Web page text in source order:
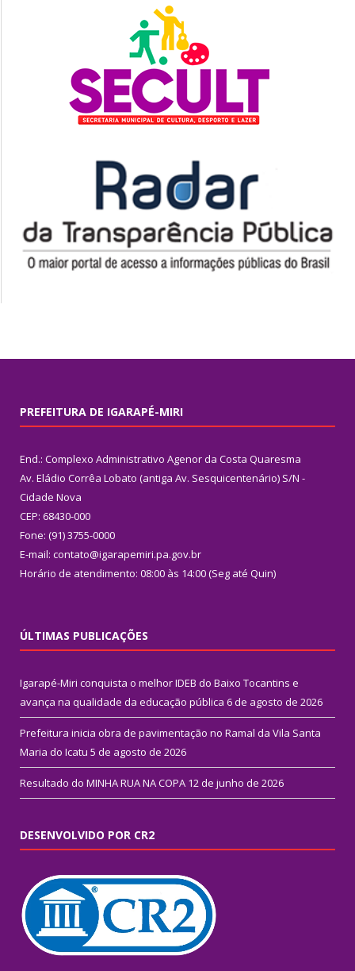
PREFEITURA DE IGARAPÉ-MIRI
End.: Complexo Administrativo Agenor da Costa Quaresma
Av. Eládio Corrêa Lobato (antiga Av. Sesquicentenário) S/N -
Cidade Nova
CEP: 68430-000
Fone: (91) 3755-0000
E-mail: contato@igarapemiri.pa.gov.br
Horário de atendimento: 08:00 às 14:00 (Seg até Quin)
ÚLTIMAS PUBLICAÇÕES
Igarapé-Miri conquista o melhor IDEB do Baixo Tocantins e
avança na qualidade da educação pública 6 de agosto de 2026
Prefeitura inicia obra de pavimentação no Ramal da Vila Santa
Maria do Icatu 5 de agosto de 2026
Resultado do MINHA RUA NA COPA 12 de junho de 2026
DESENVOLVIDO POR CR2